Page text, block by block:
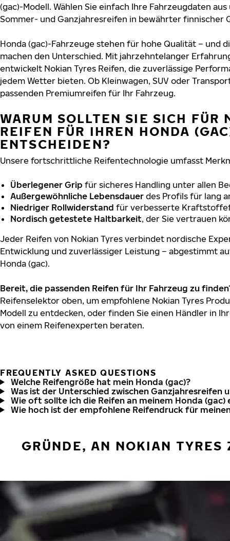
(gac)-Modell. Wählen Sie einfach Ihre Fahrzeugdaten
Sommer- und Ganzjahresreifen in bewährter finnischer
Honda (gac)-Fahrzeuge stehen für hohe Qualität – und
machen den Unterschied. Mit jahrzehntelanger
entwickelt Nokian Tyres Reifen, die zuverlässige
jedem Wetter bieten. Ob Kleinwagen, SUV oder
passenden Premiumreifen für Ihr Fahrzeug.
WARUM SOLLTEN SIE SICH FÜR
REIFEN FÜR IHREN HONDA
ENTSCHEIDEN?
Unsere fortschrittliche Reifentechnologie umfasst
Überlegener Grip für sicheres Handling unter allen
Außergewöhnliche Lebensdauer des Profils für lang
Niedriger Rollwiderstand für verbesserte
Nordisch getestete Haltbarkeit, der Sie vertrauen
Jeder Reifen von Nokian Tyres verbindet nordische
Entwicklung und zuverlässiger Leistung – abgestimmt
Honda (gac).
Bereit, die passenden Reifen für Ihr Fahrzeug zu
Reifenselektor oben, um empfohlene Nokian Tyres
Modell zu entdecken, oder finden Sie einen Händler in
von einem Reifenexperten beraten.
FREQUENTLY ASKED QUESTIONS
Welche Reifengröße hat mein Honda (gac)?
Was ist der Unterschied zwischen Ganzjahresreifen
Wie oft sollte ich die Reifen an meinem Honda (gac)
Wie hoch ist der empfohlene Reifendruck für
GRÜNDE, AN NOKIAN TYRES